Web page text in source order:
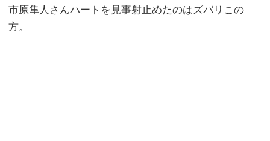
市原隼人さんハートを見事射止めたのはズバリこの
方。